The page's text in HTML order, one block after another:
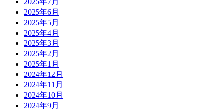
2025年7月
2025年6月
2025年5月
2025年4月
2025年3月
2025年2月
2025年1月
2024年12月
2024年11月
2024年10月
2024年9月